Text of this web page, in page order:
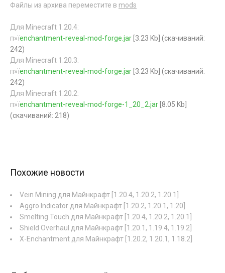
Файлы из архива переместите в mods
Для Minecraft 1.20.4:
п»їenchantment-reveal-mod-forge.jar [3.23 Kb] (cкачиваний:
242)
Для Minecraft 1.20.3:
п»їenchantment-reveal-mod-forge.jar [3.23 Kb] (cкачиваний:
242)
Для Minecraft 1.20.2:
п»їenchantment-reveal-mod-forge-1_20_2.jar [8.05 Kb]
(cкачиваний: 218)
Похожие новости
Vein Mining для Майнкрафт [1.20.4, 1.20.2, 1.20.1]
Aggro Indicator для Майнкрафт [1.20.2, 1.20.1, 1.20]
Smelting Touch для Майнкрафт [1.20.4, 1.20.2, 1.20.1]
Shield Overhaul для Майнкрафт [1.20.1, 1.19.4, 1.19.2]
X-Enchantment для Майнкрафт [1.20.2, 1.20.1, 1.18.2]